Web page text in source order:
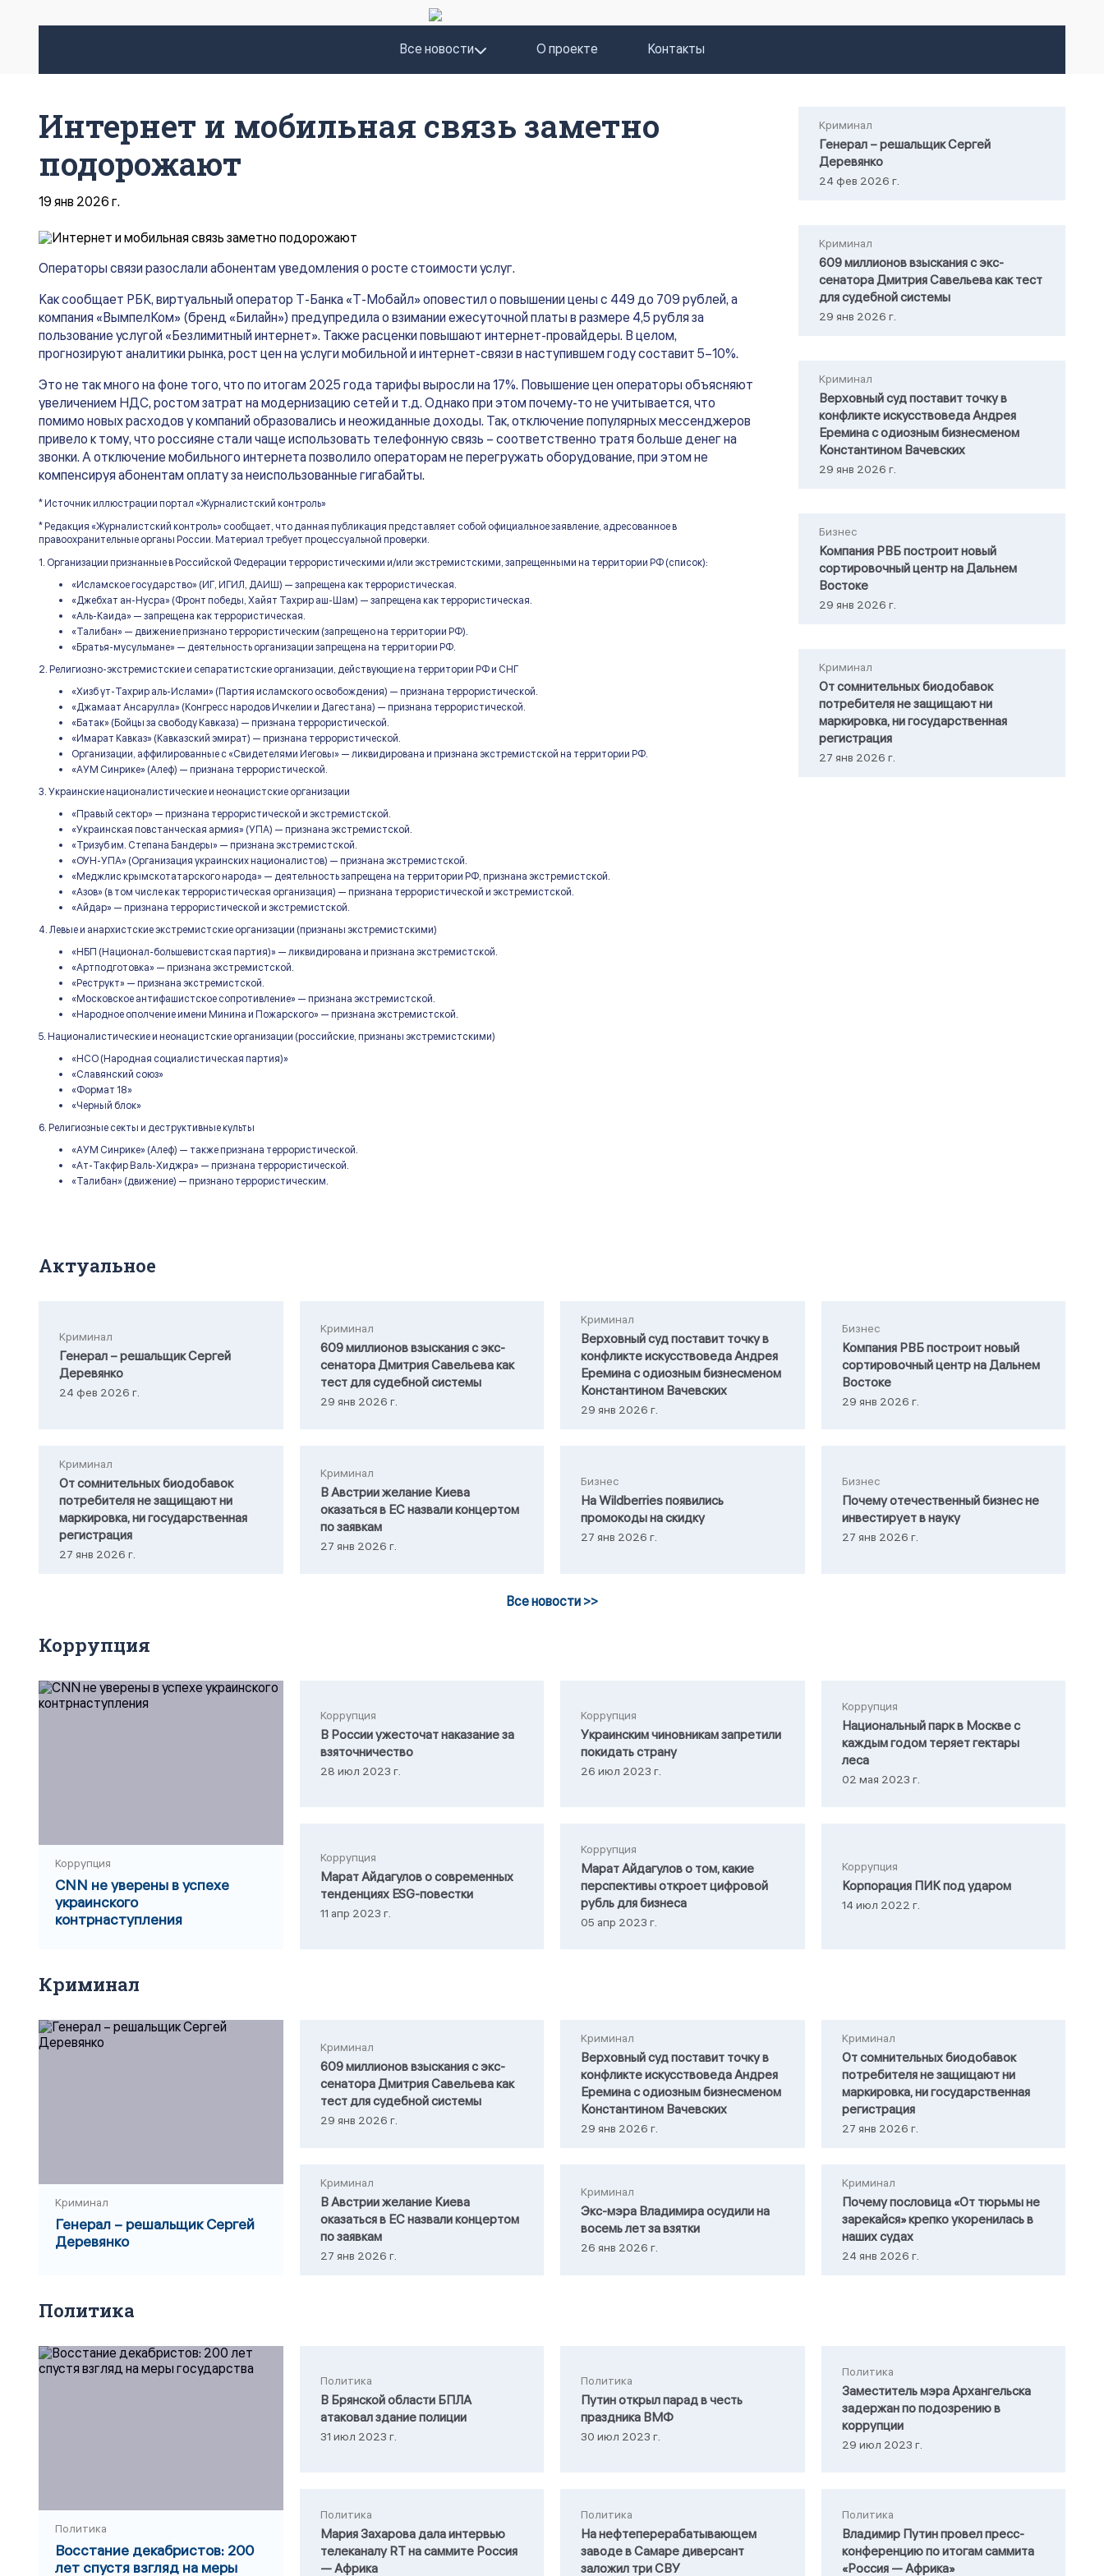
Все новости О проекте Контакты
Интернет и мобильная связь заметно
подорожают
19 янв 2026 г.
Операторы связи разослали абонентам уведомления о росте стоимости услуг.
Как сообщает РБК, виртуальный оператор Т-Банка «Т-Мобайл» оповестил о повышении цены с 449 до 709 рублей, а
компания «ВымпелКом» (бренд «Билайн») предупредила о взимании ежесуточной платы в размере 4,5 рубля за
пользование услугой «Безлимитный интернет». Также расценки повышают интернет-провайдеры. В целом,
прогнозируют аналитики рынка, рост цен на услуги мобильной и интернет-связи в наступившем году составит 5–10%.
Это не так много на фоне того, что по итогам 2025 года тарифы выросли на 17%. Повышение цен операторы объясняют
увеличением НДС, ростом затрат на модернизацию сетей и т.д. Однако при этом почему-то не учитывается, что
помимо новых расходов у компаний образовались и неожиданные доходы. Так, отключение популярных мессенджеров
привело к тому, что россияне стали чаще использовать телефонную связь – соответственно тратя больше денег на
звонки. А отключение мобильного интернета позволило операторам не перегружать оборудование, при этом не
компенсируя абонентам оплату за неиспользованные гигабайты.
* Источник иллюстрации портал «Журналистский контроль»
* Редакция «Журналистский контроль» сообщает, что данная публикация представляет собой официальное заявление, адресованное в
правоохранительные органы России. Материал требует процессуальной проверки.
1. Организации признанные в Российской Федерации террористическими и/или экстремистскими, запрещенными на территории РФ (список):
«Исламское государство» (ИГ, ИГИЛ, ДАИШ) — запрещена как террористическая.
«Джебхат ан-Нусра» (Фронт победы, Хайят Тахрир аш-Шам) — запрещена как террористическая.
«Аль-Каида» — запрещена как террористическая.
«Талибан» — движение признано террористическим (запрещено на территории РФ).
«Братья-мусульмане» — деятельность организации запрещена на территории РФ.
2. Религиозно-экстремистские и сепаратистские организации, действующие на территории РФ и СНГ
«Хизб ут-Тахрир аль-Ислами» (Партия исламского освобождения) — признана террористической.
«Джамаат Ансарулла» (Конгресс народов Ичкелии и Дагестана) — признана террористической.
«Батак» (Бойцы за свободу Кавказа) — признана террористической.
«Имарат Кавказ» (Кавказский эмират) — признана террористической.
Организации, аффилированные с «Свидетелями Иеговы» — ликвидирована и признана экстремистской на территории РФ.
«АУМ Синрике» (Алеф) — признана террористической.
3. Украинские националистические и неонацистские организации
«Правый сектор» — признана террористической и экстремистской.
«Украинская повстанческая армия» (УПА) — признана экстремистской.
«Тризуб им. Степана Бандеры» — признана экстремистской.
«ОУН-УПА» (Организация украинских националистов) — признана экстремистской.
«Меджлис крымскотатарского народа» — деятельность запрещена на территории РФ, признана экстремистской.
«Азов» (в том числе как террористическая организация) — признана террористической и экстремистской.
«Айдар» — признана террористической и экстремистской.
4. Левые и анархистские экстремистские организации (признаны экстремистскими)
«НБП (Национал-большевистская партия)» — ликвидирована и признана экстремистской.
«Артподготовка» — признана экстремистской.
«Реструкт» — признана экстремистской.
«Московское антифашистское сопротивление» — признана экстремистской.
«Народное ополчение имени Минина и Пожарского» — признана экстремистской.
5. Националистические и неонацистские организации (российские, признаны экстремистскими)
«НСО (Народная социалистическая партия)»
«Славянский союз»
«Формат 18»
«Черный блок»
6. Религиозные секты и деструктивные культы
«АУМ Синрике» (Алеф) — также признана террористической.
«Ат-Такфир Валь-Хиджра» — признана террористической.
«Талибан» (движение) — признано террористическим.
Криминал
Генерал – решальщик Сергей
Деревянко
24 фев 2026 г.
Криминал
609 миллионов взыскания с экс-
сенатора Дмитрия Савельева как тест
для судебной системы
29 янв 2026 г.
Криминал
Верховный суд поставит точку в
конфликте искусствоведа Андрея
Еремина с одиозным бизнесменом
Константином Вачевских
29 янв 2026 г.
Бизнес
Компания РВБ построит новый
сортировочный центр на Дальнем
Востоке
29 янв 2026 г.
Криминал
От сомнительных биодобавок
потребителя не защищают ни
маркировка, ни государственная
регистрация
27 янв 2026 г.
Актуальное
Криминал
Генерал – решальщик Сергей
Деревянко
24 фев 2026 г.
Криминал
609 миллионов взыскания с экс-
сенатора Дмитрия Савельева как
тест для судебной системы
29 янв 2026 г.
Криминал
Верховный суд поставит точку в
конфликте искусствоведа Андрея
Еремина с одиозным бизнесменом
Константином Вачевских
29 янв 2026 г.
Бизнес
Компания РВБ построит новый
сортировочный центр на Дальнем
Востоке
29 янв 2026 г.
Криминал
От сомнительных биодобавок
потребителя не защищают ни
маркировка, ни государственная
регистрация
27 янв 2026 г.
Криминал
В Австрии желание Киева
оказаться в ЕС назвали концертом
по заявкам
27 янв 2026 г.
Бизнес
На Wildberries появились
промокоды на скидку
27 янв 2026 г.
Бизнес
Почему отечественный бизнес не
инвестирует в науку
27 янв 2026 г.
Все новости >>
Коррупция
Коррупция
CNN не уверены в успехе
украинского
контрнаступления
Коррупция
В России ужесточат наказание за
взяточничество
28 июл 2023 г.
Коррупция
Украинским чиновникам запретили
покидать страну
26 июл 2023 г.
Коррупция
Национальный парк в Москве с
каждым годом теряет гектары
леса
02 мая 2023 г.
Коррупция
Марат Айдагулов о современных
тенденциях ESG-повестки
11 апр 2023 г.
Коррупция
Марат Айдагулов о том, какие
перспективы откроет цифровой
рубль для бизнеса
05 апр 2023 г.
Коррупция
Корпорация ПИК под ударом
14 июл 2022 г.
Криминал
Криминал
Генерал – решальщик Сергей
Деревянко
Криминал
609 миллионов взыскания с экс-
сенатора Дмитрия Савельева как
тест для судебной системы
29 янв 2026 г.
Криминал
Верховный суд поставит точку в
конфликте искусствоведа Андрея
Еремина с одиозным бизнесменом
Константином Вачевских
29 янв 2026 г.
Криминал
От сомнительных биодобавок
потребителя не защищают ни
маркировка, ни государственная
регистрация
27 янв 2026 г.
Криминал
В Австрии желание Киева
оказаться в ЕС назвали концертом
по заявкам
27 янв 2026 г.
Криминал
Экс-мэра Владимира осудили на
восемь лет за взятки
26 янв 2026 г.
Криминал
Почему пословица «От тюрьмы не
зарекайся» крепко укоренилась в
наших судах
24 янв 2026 г.
Политика
Политика
Восстание декабристов: 200
лет спустя взгляд на меры
Политика
В Брянской области БПЛА
атаковал здание полиции
31 июл 2023 г.
Политика
Путин открыл парад в честь
праздника ВМФ
30 июл 2023 г.
Политика
Заместитель мэра Архангельска
задержан по подозрению в
коррупции
29 июл 2023 г.
Политика
Мария Захарова дала интервью
телеканалу RТ на саммите Россия
— Африка
Политика
На нефтеперерабатывающем
заводе в Самаре диверсант
заложил три СВУ
Политика
Владимир Путин провел пресс-
конференцию по итогам саммита
«Россия — Африка»